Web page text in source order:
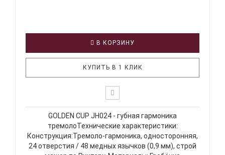
В КОРЗИНУ
КУПИТЬ В 1 КЛИК
GOLDEN CUP JH024 - губная гармоника
тремолоТехнические характеристики:
Конструкция:Тремоло-гармоника, односторонняя,
24 отверстия / 48 медных язычков (0,9 мм), строй